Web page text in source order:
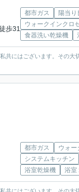
歩31
都市ガス
陽当り
ウォークインクロ
食器洗い乾燥機
にはございます。その大
都市ガス
ウォー
システムキッチン
浴室乾燥機
浴室